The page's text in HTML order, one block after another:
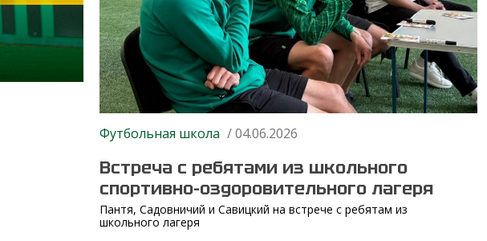
Футбольная школа / 04.06.2026
Встреча с ребятами из школьного
спортивно-оздоровительного лагеря
Пантя, Садовничий и Савицкий на встрече с ребятам из
школьного лагеря